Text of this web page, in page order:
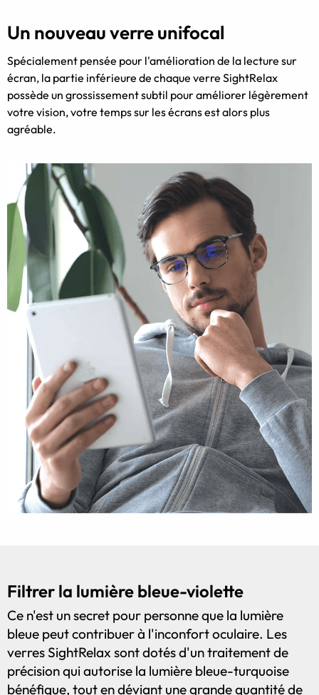
Un nouveau verre unifocal
Spécialement pensée pour l'amélioration de la lecture sur
écran, la partie inférieure de chaque verre SightRelax
possède un grossissement subtil pour améliorer légèrement
votre vision, votre temps sur les écrans est alors plus
agréable.
Filtrer la lumière bleue-violette
Ce n'est un secret pour personne que la lumière
bleue peut contribuer à l'inconfort oculaire. Les
verres SightRelax sont dotés d'un traitement de
précision qui autorise la lumière bleue-turquoise
bénéfique, tout en déviant une grande quantité de